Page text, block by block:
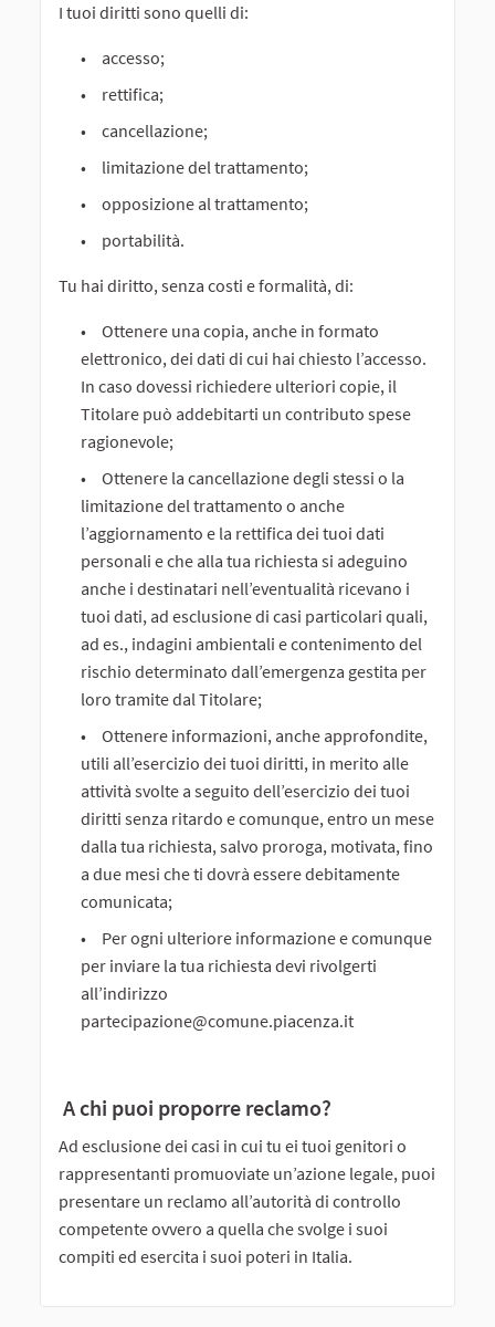
I tuoi diritti sono quelli di:
accesso;
rettifica;
cancellazione;
limitazione del trattamento;
opposizione al trattamento;
portabilità.
Tu hai diritto, senza costi e formalità, di:
Ottenere una copia, anche in formato
elettronico, dei dati di cui hai chiesto l’accesso.
In caso dovessi richiedere ulteriori copie, il
Titolare può addebitarti un contributo spese
ragionevole;
Ottenere la cancellazione degli stessi o la
limitazione del trattamento o anche
l’aggiornamento e la rettifica dei tuoi dati
personali e che alla tua richiesta si adeguino
anche i destinatari nell’eventualità ricevano i
tuoi dati, ad esclusione di casi particolari quali,
ad es., indagini ambientali e contenimento del
rischio determinato dall’emergenza gestita per
loro tramite dal Titolare;
Ottenere informazioni, anche approfondite,
utili all’esercizio dei tuoi diritti, in merito alle
attività svolte a seguito dell’esercizio dei tuoi
diritti senza ritardo e comunque, entro un mese
dalla tua richiesta, salvo proroga, motivata, fino
a due mesi che ti dovrà essere debitamente
comunicata;
Per ogni ulteriore informazione e comunque
per inviare la tua richiesta devi rivolgerti
all’indirizzo
partecipazione@comune.piacenza.it
A chi puoi proporre reclamo?
Ad esclusione dei casi in cui tu ei tuoi genitori o
rappresentanti promuoviate un’azione legale, puoi
presentare un reclamo all’autorità di controllo
competente ovvero a quella che svolge i suoi
compiti ed esercita i suoi poteri in Italia.